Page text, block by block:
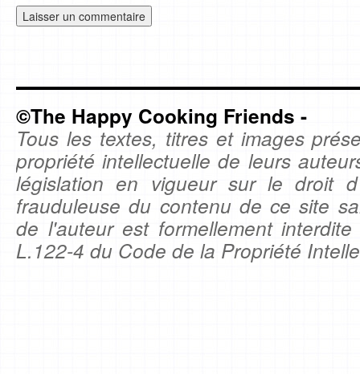
©The Happy Cooking Friends -
Tous les textes, titres et images
propriété intellectuelle de leurs
législation en vigueur sur le droit
frauduleuse du contenu de ce site
de l'auteur est formellement
L.122-4 du Code de la Propriété